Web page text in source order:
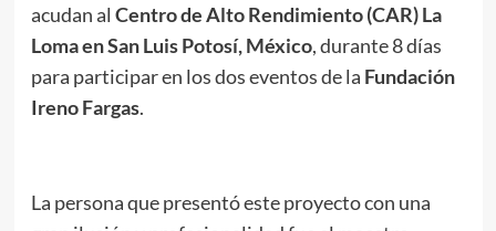
acudan al Centro de Alto Rendimiento (CAR) La
Loma en San Luis Potosí, México, durante 8 días
para participar en los dos eventos de la Fundación
Ireno Fargas.
La persona que presentó este proyecto con una